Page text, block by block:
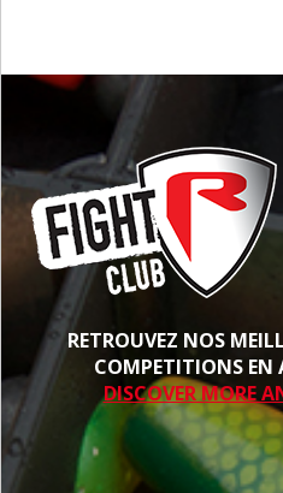
RETROUVEZ NOS
COMPETITIONS EN
DISCOVER MORE